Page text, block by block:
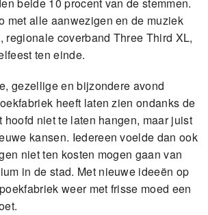
beide 10 procent van de stemmen.
met alle aanwezigen en de muziek
regionale coverband Three Third XL,
ten einde.
gezellige en bijzondere avond
heeft laten zien ondanks de
niet te laten hangen, maar juist
kansen. Iedereen voelde dan ook
niet ten kosten mogen gaan van
in de stad. Met nieuwe ideeën op
weer met frisse moed een